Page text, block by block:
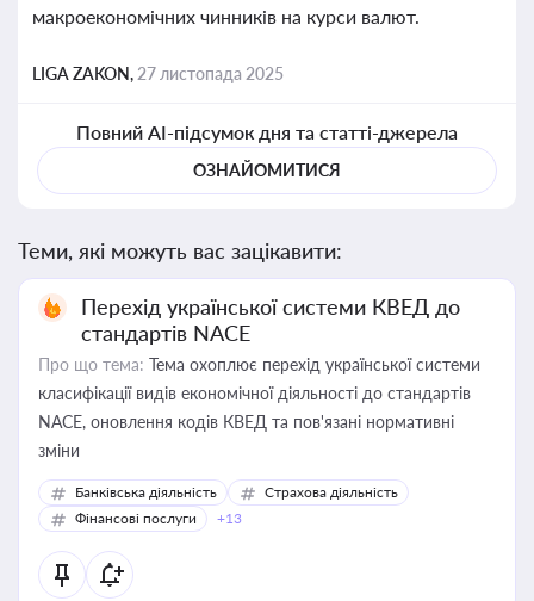
макроекономічних чинників на курси валют.
LIGA ZAKON, 27 листопада 2025
Повний AI-підсумок дня та статті-джерела
ОЗНАЙОМИТИСЯ
Теми, які можуть вас зацікавити:
Перехід української системи КВЕД до
стандартів NACE
Про що тема: Тема охоплює перехід української системи
класифікації видів економічної діяльності до стандартів
NACE, оновлення кодів КВЕД та пов'язані нормативні
зміни
Банківська діяльність
Страхова діяльність
Фінансові послуги
+13